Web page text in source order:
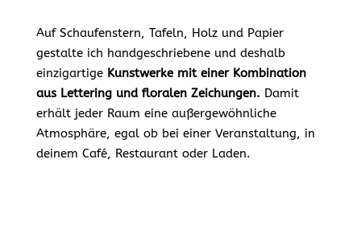
Auf Schaufenstern, Tafeln, Holz und Papier
gestalte ich handgeschriebene und deshalb
einzigartige Kunstwerke mit einer Kombination
aus Lettering und floralen Zeichungen. Damit
erhält jeder Raum eine außergewöhnliche
Atmosphäre, egal ob bei einer Veranstaltung, in
deinem Café, Restaurant oder Laden.